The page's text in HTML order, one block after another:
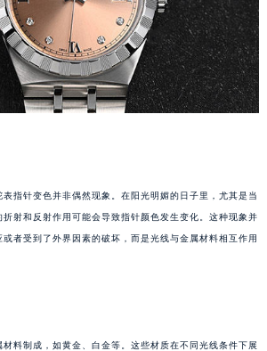
指针变色并非偶然现象。在阳光明媚的日子里，尤其是当
射和反射作用可能会导致指针颜色发生变化。这种现象并
者受到了外界因素的破坏，而是光线与金属材料相互作用
料制成，如黄金、白金等。这些材质在不同光线条件下展